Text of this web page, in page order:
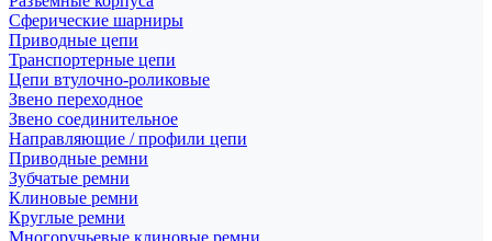
Сферические шарниры
Приводные цепи
Транспортерные цепи
Цепи втулочно-роликовые
Звено переходное
Звено соединительное
Направляющие / профили цепи
Приводные ремни
Зубчатые ремни
Клиновые ремни
Круглые ремни
Многоручьевые клиновые ремни